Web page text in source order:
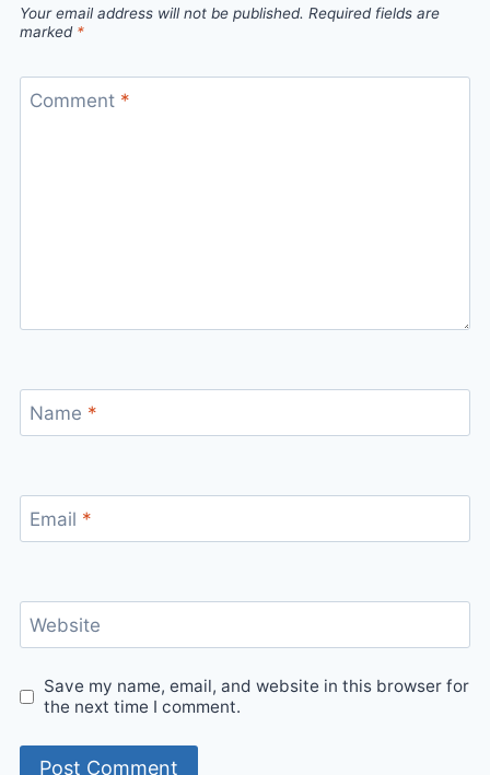
Your email address will not be published. Required fields are
marked *
Comment *
Name *
Email *
Website
Save my name, email, and website in this browser for
the next time I comment.